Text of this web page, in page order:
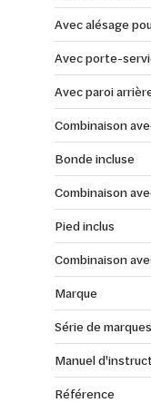
Avec alésage
Avec porte-
Avec paroi
Combinaison
Bonde incluse
Combinaison
Pied inclus
Combinaison
Marque
Série de marques
Manuel
Référence